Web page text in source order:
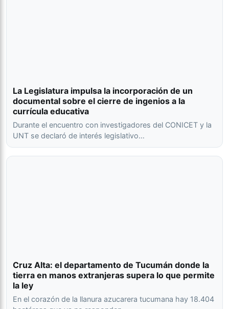
La Legislatura impulsa la incorporación de un
documental sobre el cierre de ingenios a la
currícula educativa
Durante el encuentro con investigadores del CONICET y la
UNT se declaró de interés legislativo…
Cruz Alta: el departamento de Tucumán donde la
tierra en manos extranjeras supera lo que permite
la ley
En el corazón de la llanura azucarera tucumana hay 18.404